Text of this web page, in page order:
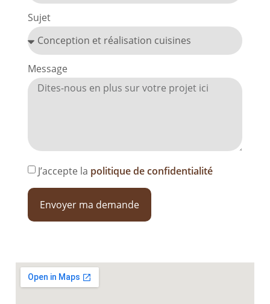
Sujet
Message
J’accepte la politique de confidentialité
Envoyer ma demande